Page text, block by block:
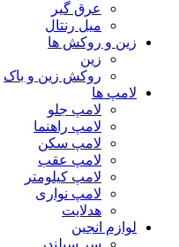
عرق گیر
میل رنتال
زین و روکش ها
زین
روکش زین و باک
لامپ ها
لامپ جلو
لامپ راهنما
لامپ سکن
لامپ عقب
لامپ کیلومتر
لامپ نواری
هدلایت
لوازم انجین
سر سیلندر